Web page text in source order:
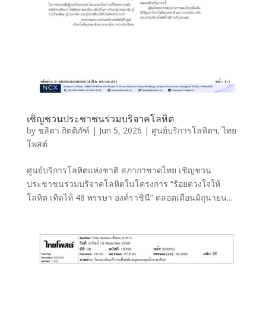
เชิญชวนประชาชนร่วมบริจาคโลหิต
by ชลิตา กิตติภัฑ์ | Jun 5, 2026 | ศูนย์บริการโลหิตฯ,ไทย
โพสต์
ศูนย์บริการโลหิตแห่งชาติ สภากาชาดไทย เชิญชวน
ประชาชนร่วมบริจาคโลหิตในโครงการ “ร้อยดวงใจให้
โลหิต เทิดไท้ 48 พรรษา องค์ราชินี” ตลอดเดือนมิถุนายน...